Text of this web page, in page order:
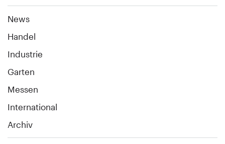
News
Handel
Industrie
Garten
Messen
International
Archiv